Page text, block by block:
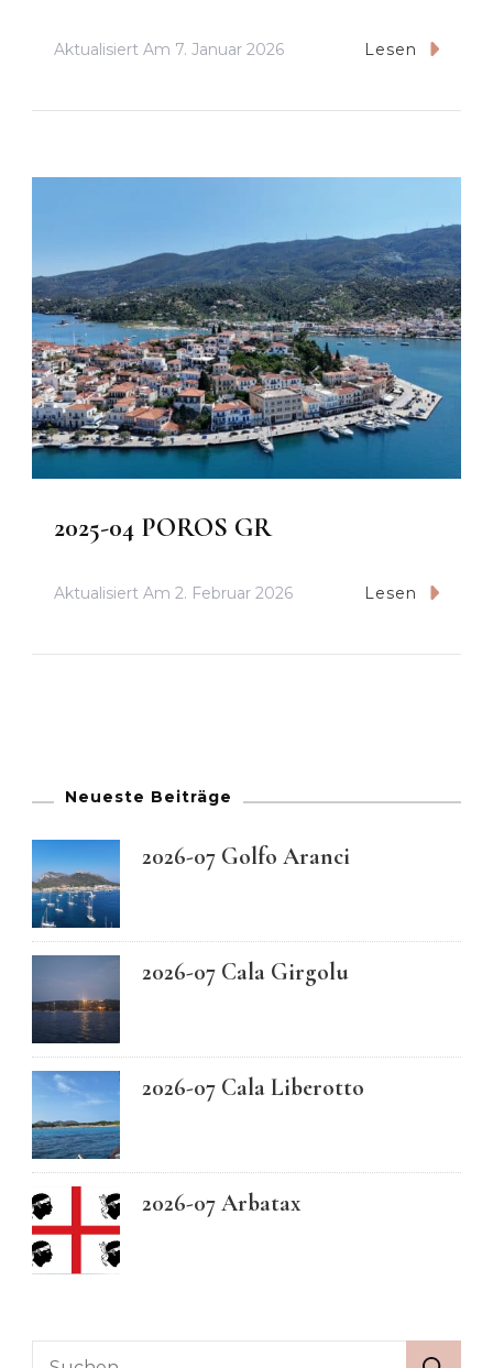
Aktualisiert Am 7. Januar 2026 Lesen
2025-04 POROS GR
Aktualisiert Am 2. Februar 2026 Lesen
Neueste Beiträge
2026-07 Golfo Aranci
2026-07 Cala Girgolu
2026-07 Cala Liberotto
2026-07 Arbatax
Suchen